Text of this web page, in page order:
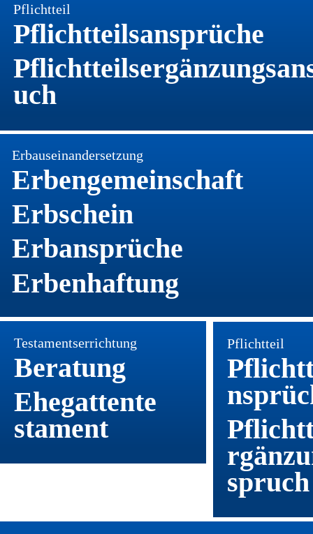
Pflichtteil
Testamentserrichtung
Beratung
Ehegattente
stament
Erbauseinandersetzung
Erbengemeinschaft
Erbschein
Erbansprüche
Erbenhaftung
Pflichtteil
Pflichtteilsansprüche
uch